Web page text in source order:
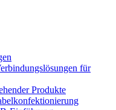
für
Produkte